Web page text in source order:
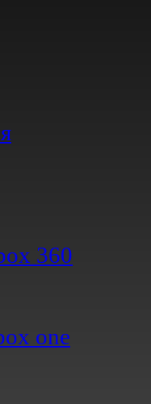
360
one